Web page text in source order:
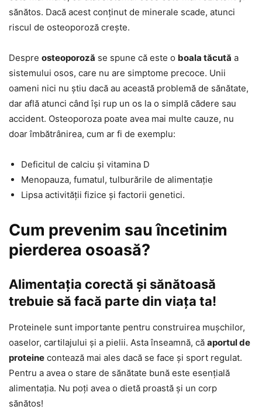
sănătos. Dacă acest conținut de minerale scade, atunci
riscul de osteoporoză crește.
Despre osteoporoză se spune că este o boala tăcută a
sistemului osos, care nu are simptome precoce. Unii
oameni nici nu știu dacă au această problemă de sănătate,
dar află atunci când își rup un os la o simplă cădere sau
accident. Osteoporoza poate avea mai multe cauze, nu
doar îmbătrânirea, cum ar fi de exemplu:
Deficitul de calciu și vitamina D
Menopauza, fumatul, tulburările de alimentație
Lipsa activității fizice și factorii genetici.
Cum prevenim sau încetinim
pierderea osoasă?
Alimentația corectă și sănătoasă
trebuie să facă parte din viața ta!
Proteinele sunt importante pentru construirea mușchilor,
oaselor, cartilajului și a pielii. Asta înseamnă, că aportul de
proteine contează mai ales dacă se face și sport regulat.
Pentru a avea o stare de sănătate bună este esențială
alimentația. Nu poți avea o dietă proastă și un corp
sănătos!